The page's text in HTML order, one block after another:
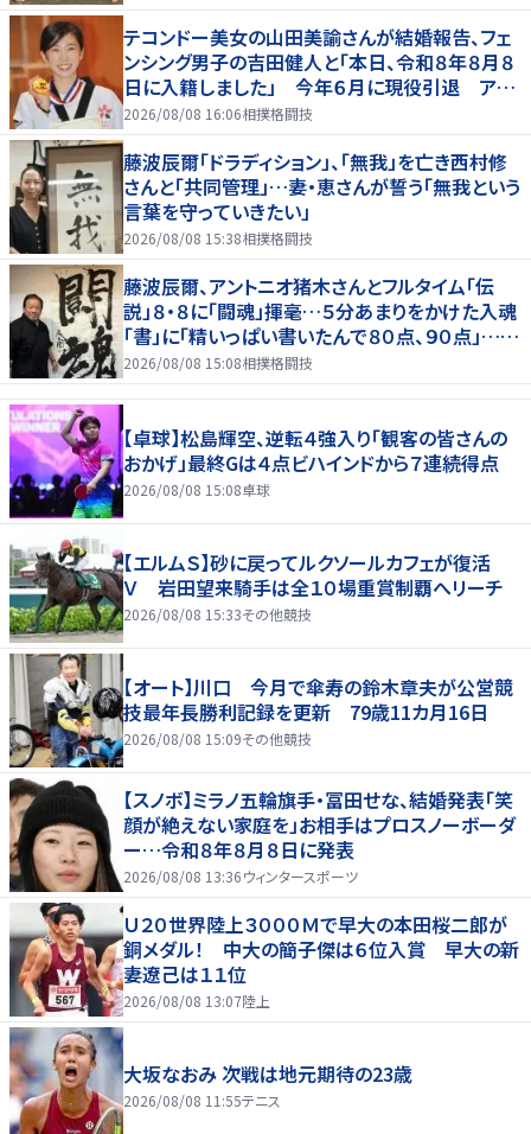
テコンドー美女の山田美諭さんが結婚報告、フェ
ンシング男子の吉田健人と「本日、令和８年８月８
日に入籍しました」 今年６月に現役引退 アス
リート仲間からも祝福の声
2026/08/08 16:06相撲格闘技
藤波辰爾「ドラディション」、「無我」を亡き西村修
さんと「共同管理」…妻・恵さんが誓う「無我という
言葉を守っていきたい」
2026/08/08 15:38相撲格闘技
藤波辰爾、アントニオ猪木さんとフルタイム「伝
説」８・８に「闘魂」揮毫…５分あまりをかけた入魂
「書」に「精いっぱい書いたんで８０点、９０点」…
「人間・藤波辰爾展」開催
2026/08/08 15:08相撲格闘技
【卓球】松島輝空、逆転４強入り「観客の皆さんの
おかげ」最終Gは４点ビハインドから７連続得点
2026/08/08 15:08卓球
【エルムＳ】砂に戻ってルクソールカフェが復活
Ｖ 岩田望来騎手は全１０場重賞制覇へリーチ
2026/08/08 15:33その他競技
【オート】川口 今月で傘寿の鈴木章夫が公営競
技最年長勝利記録を更新 79歳11カ月16日
2026/08/08 15:09その他競技
【スノボ】ミラノ五輪旗手・冨田せな、結婚発表「笑
顔が絶えない家庭を」お相手はプロスノーボーダ
ー…令和８年８月８日に発表
2026/08/08 13:36ウィンタースポーツ
Ｕ２０世界陸上３０００Ｍで早大の本田桜二郎が
銅メダル！ 中大の簡子傑は６位入賞 早大の新
妻遼己は１１位
2026/08/08 13:07陸上
大坂なおみ 次戦は地元期待の23歳
2026/08/08 11:55テニス